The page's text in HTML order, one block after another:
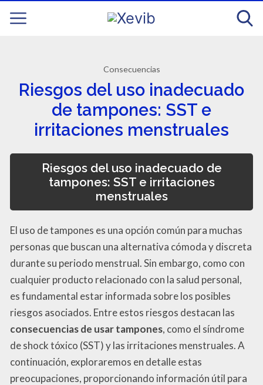
Consecuencias
Riesgos del uso inadecuado
de tampones: SST e
irritaciones menstruales
Riesgos del uso inadecuado de
tampones: SST e irritaciones
menstruales
El uso de tampones es una opción común para muchas
personas que buscan una alternativa cómoda y discreta
durante su periodo menstrual. Sin embargo, como con
cualquier producto relacionado con la salud personal,
es fundamental estar informada sobre los posibles
riesgos asociados. Entre estos riesgos destacan las
consecuencias de usar tampones, como el síndrome
de shock tóxico (SST) y las irritaciones menstruales. A
continuación, exploraremos en detalle estas
preocupaciones, proporcionando información útil para